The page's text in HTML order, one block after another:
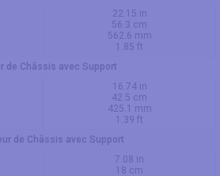
22.15 in
56.3 cm
562.6 mm
1.85 ft
de Châssis avec Support
16.74 in
42.5 cm
425.1 mm
1.39 ft
de Châssis avec Support
7.08 in
18 cm